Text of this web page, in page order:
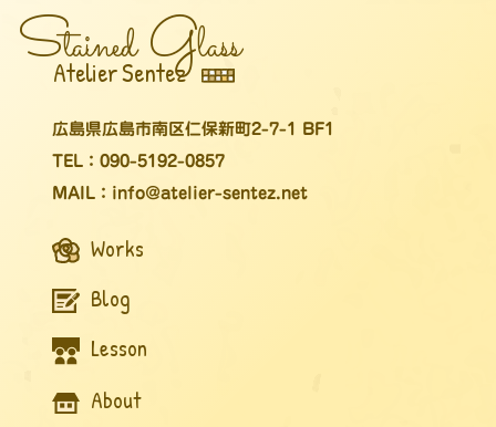
Stained Glass
Atelier Sentez
広島県広島市南区仁保新町2-7-1 BF1
TEL：090-5192-0857
MAIL：info@atelier-sentez.net
Works
Blog
Lesson
About